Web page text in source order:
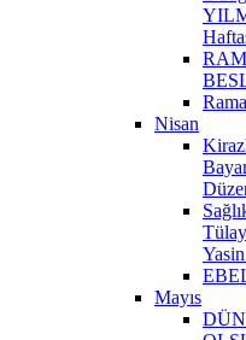
Nisan
Mayıs